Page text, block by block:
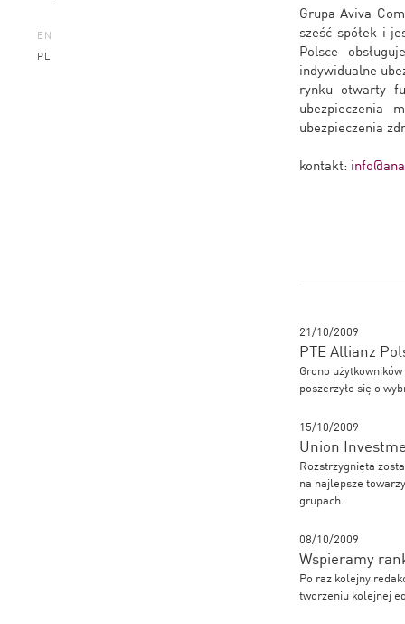
EN
PL
Grupa Aviva
sześć spółek i
Polsce
indywidualne
rynku otwarty
ubezpieczenia
ubezpieczenia
kontakt:
21/10/2009
PTE Allianz
Grono
poszerzyło się o
15/10/2009
Union
Rozstrzygnięta
na najlepsze
grupach.
08/10/2009
Wspieramy
Po raz kolejny
tworzeniu kolejnej